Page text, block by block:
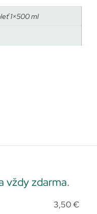
1×500 ml
vždy zdarma.
3,50 €